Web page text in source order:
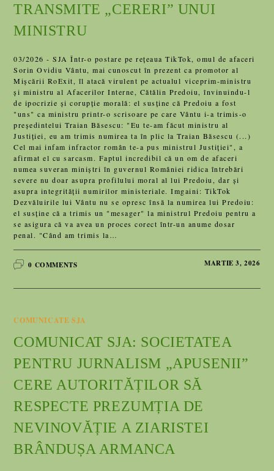
TRANSMITE „CERERI” UNUI
MINISTRU
03/2026 - SJA Într-o postare pe rețeaua TikTok, omul de afaceri
Sorin Ovidiu Vântu, mai cunoscut în prezent ca promotor al
Mișcării RoExit, îl atacă virulent pe actualul viceprim-ministru
și ministru al Afacerilor Interne, Cătălin Predoiu, învinuindu-l
de ipocrizie și corupție morală: el susține că Predoiu a fost
"uns" ca ministru printr-o scrisoare pe care Vântu i-a trimis-o
președintelui Traian Băsescu: "Eu te-am făcut ministru al
Justiției, eu am trimis numirea ta în plic la Traian Băsescu (...)
Cel mai infam infractor român te-a pus ministrul Justiției", a
afirmat el cu sarcasm. Faptul incredibil că un om de afaceri
numea suveran miniștri în guvernul României ridica întrebări
severe nu doar asupra profilului moral al lui Predoiu, dar și
asupra integrității numirilor ministeriale. Imgaini: TikTok
Dezvăluirile lui Vântu nu se opresc însă la numirea lui Predoiu:
el susține că a trimis un "mesager" la ministrul Predoiu pentru a
se asigura că va avea un proces corect într-un anume dosar
penal. "Când am trimis la…
0 COMMENTS MARTIE 3, 2026
COMUNICATE SJA
COMUNICAT SJA: SOCIETATEA
PENTRU JURNALISM „APUSENII”
CERE AUTORITĂȚILOR SĂ
RESPECTE PREZUMȚIA DE
NEVINOVĂȚIE A ZIARISTEI
BRÂNDUȘA ARMANCA